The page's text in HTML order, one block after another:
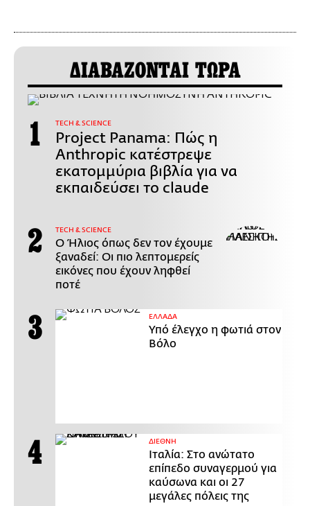
ΔΙΑΒΑΖΟΝΤΑΙ ΤΩΡΑ
ΤECH & SCIENCE
Project Panama: Πώς η
Anthropic κατέστρεψε
εκατομμύρια βιβλία για να
εκπαιδεύσει το claude
ΤECH & SCIENCE
Ο Ήλιος όπως δεν τον έχουμε
ξαναδεί: Οι πιο λεπτομερείς
εικόνες που έχουν ληφθεί
ποτέ
ΕΛΛΑΔΑ
Υπό έλεγχο η φωτιά στον
Βόλο
ΔΙΕΘΝΗ
Ιταλία: Στο ανώτατο
επίπεδο συναγερμού για
καύσωνα και οι 27
μεγάλες πόλεις της